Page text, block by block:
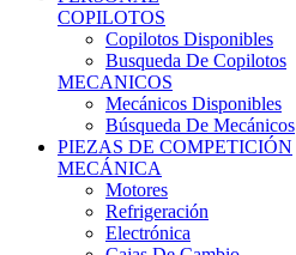
COPILOTOS
Copilotos Disponibles
Busqueda De Copilotos
MECANICOS
Mecánicos Disponibles
Búsqueda De Mecánicos
PIEZAS DE COMPETICIÓN
MECÁNICA
Motores
Refrigeración
Electrónica